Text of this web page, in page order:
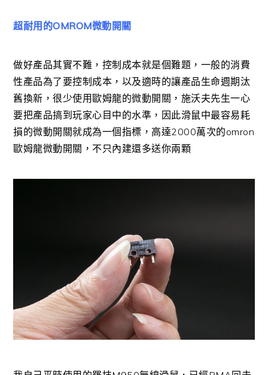
超耐用的OMROM微動開關
做好產品其實不難，控制成本就是個難題，一般的消費
性產品為了要控制成本，以及適時的讓產品生命週期汰
舊換新，很少使用歐姆龍的微動開關，施沃夫先生一心
要把產品搞到玩家心目中的水準，因此滑鼠中最容易耗
損的微動開關就成為一個指標，高達2000萬次的omron
歐姆龍微動開關，不只內建還多送你兩顆